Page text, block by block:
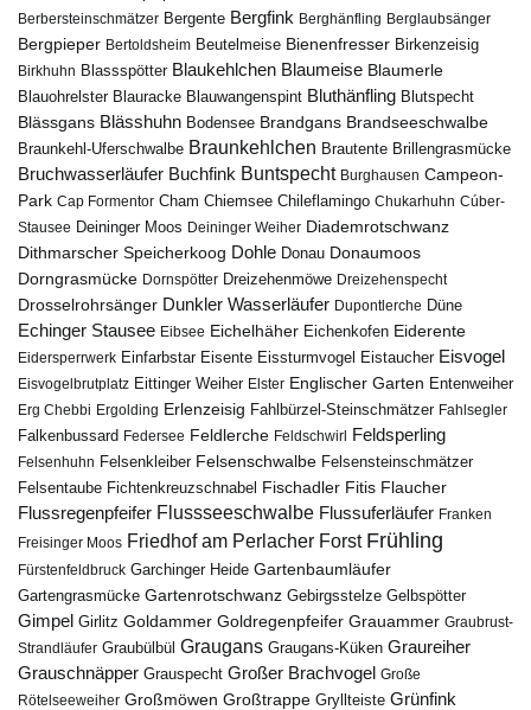
Berbersteinschmätzer Bergente Bergfink Berghänfling Berglaubsänger
Bergpieper Bertoldsheim Beutelmeise Bienenfresser Birkenzeisig
Birkhuhn Blassspötter Blaukehlchen Blaumeise Blaumerle
Blauohrelster Blauracke Blauwangenspint Bluthänfling Blutspecht
Blässgans Blässhuhn Bodensee Brandgans Brandseeschwalbe
Braunkehl-Uferschwalbe Braunkehlchen Brautente Brillengrasmücke
Bruchwasserläufer Buchfink Buntspecht Burghausen Campeon-
Park Cap Formentor Cham Chiemsee Chileflamingo Chukarhuhn Cúber-
Stausee Deininger Moos Deininger Weiher Diademrotschwanz
Dithmarscher Speicherkoog Dohle Donau Donaumoos
Dorngrasmücke Dornspötter Dreizehenmöwe Dreizehenspecht
Drosselrohrsänger Dunkler Wasserläufer Dupontlerche Düne
Echinger Stausee Eibsee Eichelhäher Eichenkofen Eiderente
Eidersperrwerk Einfarbstar Eisente Eissturmvogel Eistaucher Eisvogel
Eisvogelbrutplatz Eittinger Weiher Elster Englischer Garten Entenweiher
Erg Chebbi Ergolding Erlenzeisig Fahlbürzel-Steinschmätzer Fahlsegler
Falkenbussard Federsee Feldlerche Feldschwirl Feldsperling
Felsenhuhn Felsenkleiber Felsenschwalbe Felsensteinschmätzer
Felsentaube Fichtenkreuzschnabel Fischadler Fitis Flaucher
Flussregenpfeifer Flussseeschwalbe Flussuferläufer Franken
Freisinger Moos Friedhof am Perlacher Forst Frühling
Fürstenfeldbruck Garchinger Heide Gartenbaumläufer
Gartengrasmücke Gartenrotschwanz Gebirgsstelze Gelbspötter
Gimpel Girlitz Goldammer Goldregenpfeifer Grauammer Graubrust-
Strandläufer Graubülbül Graugans Graugans-Küken Graureiher
Grauschnäpper Grauspecht Großer Brachvogel Große
Rötelseeweiher Großmöwen Großtrappe Gryllteiste Grünfink